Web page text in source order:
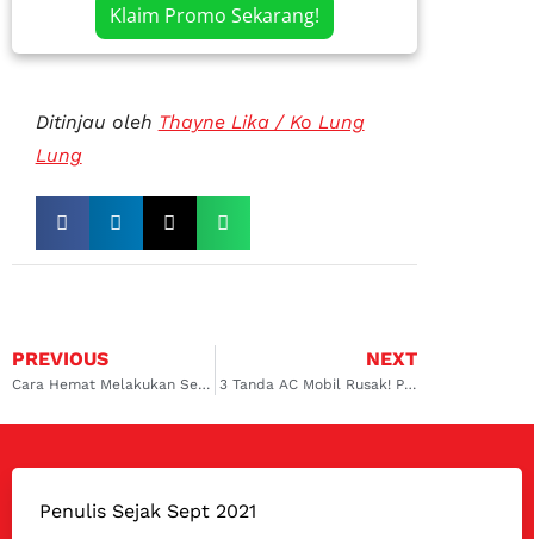
Klaim Promo Sekarang!
Ditinjau oleh Thayne Lika / Ko Lung
Lung
PREVIOUS
Cara Hemat Melakukan Servis AC Mobil Avanza Koja dan Rawamangun
NEXT
3 Tanda AC Mobil Rusak! Perbaiki dengan Servis AC Mobil Avanza Kelapa Gading dan Cempaka Putih
Penulis Sejak Sept 2021